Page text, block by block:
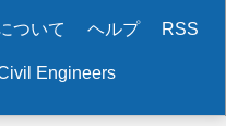
ついて ヘルプ RSS
Engineers